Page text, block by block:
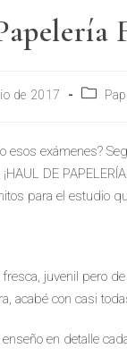
de 2017
esos exámenes?
DE
para el estudio
juvenil pero
acabé con casi
enseño en detalle